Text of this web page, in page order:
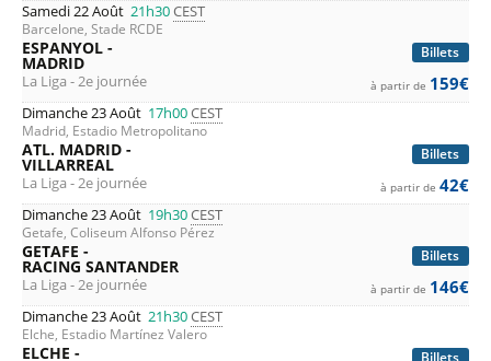
Samedi 22 Août 21h30CEST
Barcelone, Stade RCDE
Billets
ESPANYOL -
MADRID
La Liga - 2e journée à partir de 159€
Dimanche 23 Août 17h00CEST
Madrid, Estadio Metropolitano
Billets
ATL. MADRID -
VILLARREAL
La Liga - 2e journée à partir de 42€
Dimanche 23 Août 19h30CEST
Getafe, Coliseum Alfonso Pérez
Billets
GETAFE -
RACING SANTANDER
La Liga - 2e journée à partir de 146€
Dimanche 23 Août 21h30CEST
Elche, Estadio Martínez Valero
ELCHE -